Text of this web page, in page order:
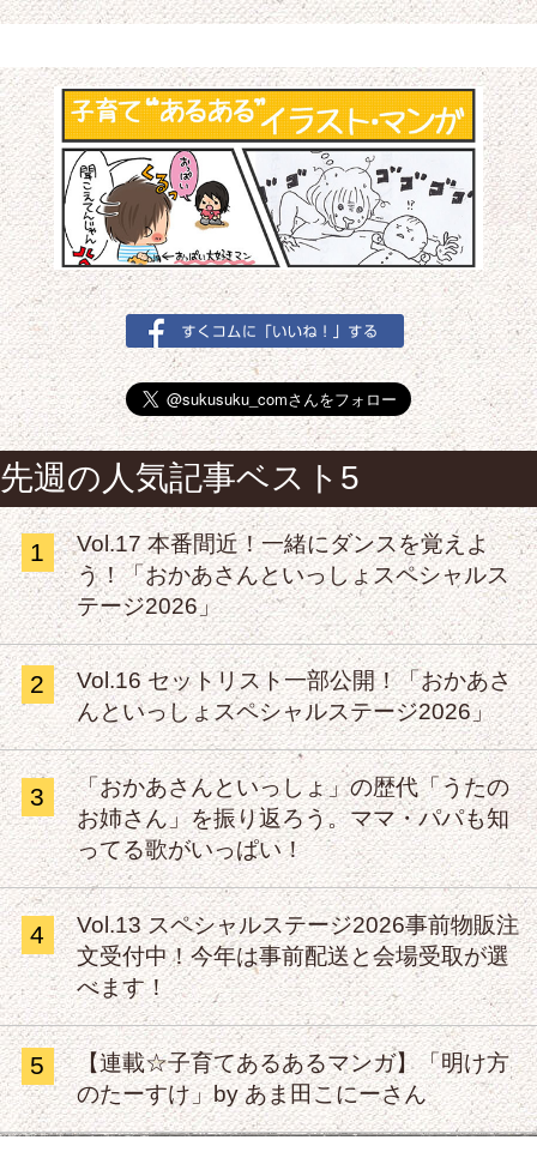
先週の人気記事ベスト5
1
Vol.17 本番間近！一緒にダンスを覚えよ
う！「おかあさんといっしょスペシャルス
テージ2026」
2
Vol.16 セットリスト一部公開！「おかあさ
んといっしょスペシャルステージ2026」
3
「おかあさんといっしょ」の歴代「うたの
お姉さん」を振り返ろう。ママ・パパも知
ってる歌がいっぱい！
4
Vol.13 スペシャルステージ2026事前物販注
文受付中！今年は事前配送と会場受取が選
べます！
5
【連載☆子育てあるあるマンガ】「明け方
のたーすけ」by あま田こにーさん